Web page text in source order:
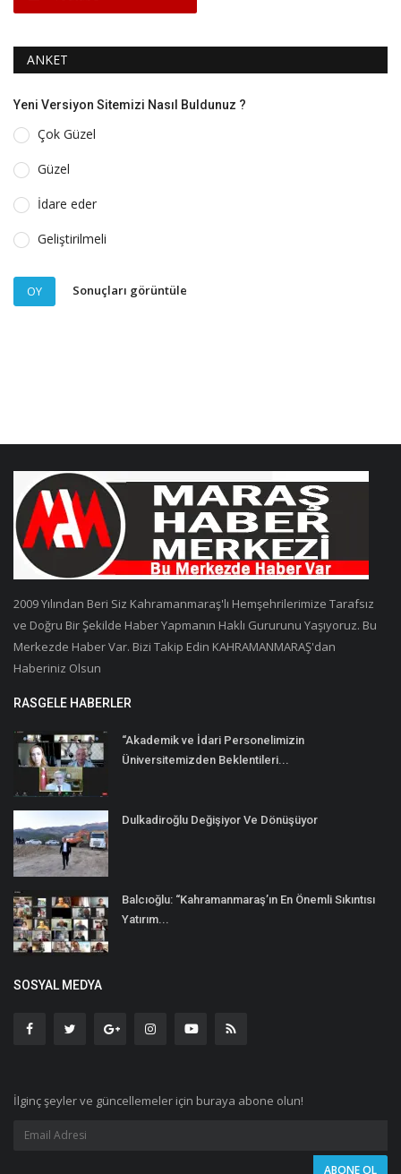
ANKET
Yeni Versiyon Sitemizi Nasıl Buldunuz ?
Çok Güzel
Güzel
İdare eder
Geliştirilmeli
OY Sonuçları görüntüle
2009 Yılından Beri Siz Kahramanmaraş'lı Hemşehrilerimize Tarafsız
ve Doğru Bir Şekilde Haber Yapmanın Haklı Gururunu Yaşıyoruz. Bu
Merkezde Haber Var. Bizi Takip Edin KAHRAMANMARAŞ'dan
Haberiniz Olsun
RASGELE HABERLER
“Akademik ve İdari Personelimizin
Üniversitemizden Beklentileri...
Dulkadiroğlu Değişiyor Ve Dönüşüyor
Balcıoğlu: “Kahramanmaraş’ın En Önemli Sıkıntısı
Yatırım...
SOSYAL MEDYA
İlginç şeyler ve güncellemeler için buraya abone olun!